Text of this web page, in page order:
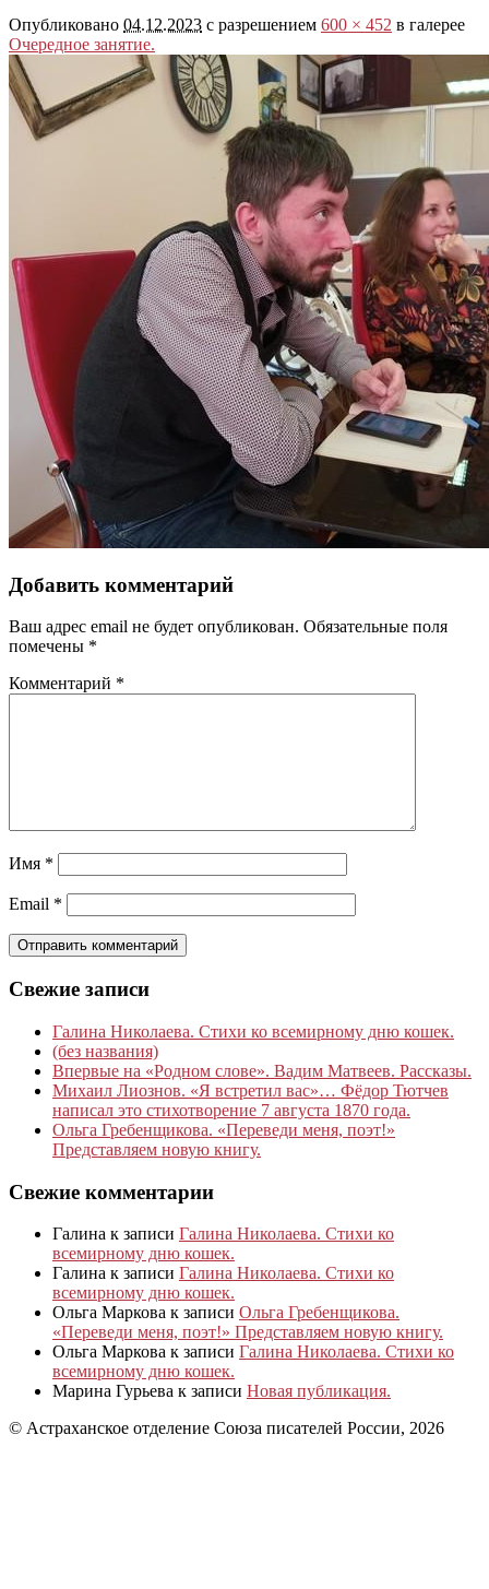
Опубликовано 04.12.2023 с разрешением 600 × 452 в галерее
Очередное занятие.
Добавить комментарий
Ваш адрес email не будет опубликован. Обязательные поля
помечены *
Комментарий *
Имя *
Email *
Свежие записи
Галина Николаева. Стихи ко всемирному дню кошек.
(без названия)
Впервые на «Родном слове». Вадим Матвеев. Рассказы.
Михаил Лиознов. «Я встретил вас»… Фёдор Тютчев
написал это стихотворение 7 августа 1870 года.
Ольга Гребенщикова. «Переведи меня, поэт!»
Представляем новую книгу.
Свежие комментарии
Галина к записи Галина Николаева. Стихи ко
всемирному дню кошек.
Галина к записи Галина Николаева. Стихи ко
всемирному дню кошек.
Ольга Маркова к записи Ольга Гребенщикова.
«Переведи меня, поэт!» Представляем новую книгу.
Ольга Маркова к записи Галина Николаева. Стихи ко
всемирному дню кошек.
Марина Гурьева к записи Новая публикация.
© Астраханское отделение Союза писателей России, 2026